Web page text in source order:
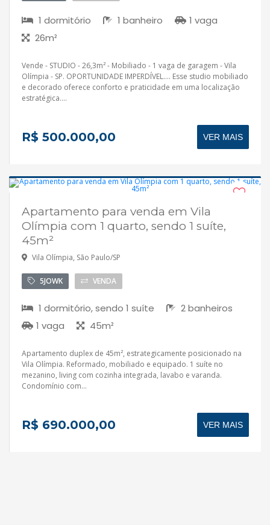
1 dormitório 1 banheiro
1 vaga
26m²
Vende - STUDIO - 26,3m² - Mobiliado - 1 vaga de garagem - Vila
Olímpia - SP. OPORTUNIDADE IMPERDÍVEL.... Esse studio mobiliado
e decorado oferece conforto e praticidade em uma localização
estratégica....
R$ 500.000,00 VER MAIS
Aceita financiamento
Apartamento para venda em Vila
Olímpia com 1 quarto, sendo 1 suíte,
45m²
Vila Olímpia, São Paulo/SP
5JOWK VENDA
1 dormitório, sendo 1 suíte
2 banheiros
1 vaga
45m²
Apartamento duplex de 45m², estrategicamente posicionado na
Vila Olímpia. Reformado, mobiliado e equipado. 1 suíte no
mezanino, living com cozinha integrada, lavabo e varanda.
Condomínio com...
R$ 690.000,00 VER MAIS